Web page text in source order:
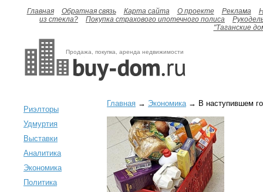
Главная Обратная связь Карта сайта О проекте Реклама
из стекла?
Покупка страхового ипотечного полиса
"Таганские
Продажа, покупка, аренда недвижимости
Риэлторы
Удмуртия
Выставки
Аналитика
Экономика
Политика
Главная → Экономика→ В наступившем